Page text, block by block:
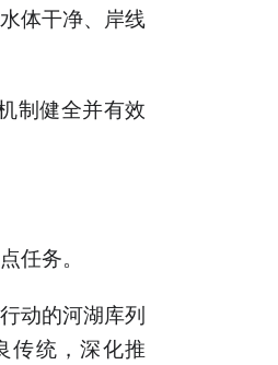
体干净、岸线
制健全并有效
任务。
动的河湖库列
传统，深化推